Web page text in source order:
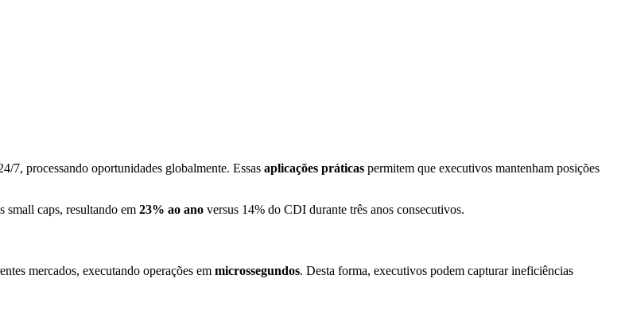
7, processando oportunidades globalmente. Essas aplicações práticas permitem que executivos mantenham posições
small caps, resultando em 23% ao ano versus 14% do CDI durante três anos consecutivos.
mercados, executando operações em microssegundos. Desta forma, executivos podem capturar ineficiências